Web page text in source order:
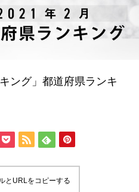
スペシャル対談
眠りの森溝口 by
×SleepLIVE（株）代表
ング」都道府県ランキ
とURLをコピーする